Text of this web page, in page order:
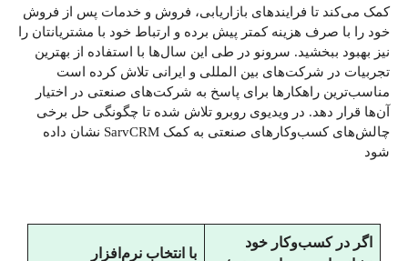
کمک می‌کند تا فرایندهای بازاریابی، فروش و خدمات پس از فروش
خود را با صرف هزینه کمتر پیش برده و ارتباط خود با مشتریانتان را
نیز بهبود ببخشید. سرونو در طی این سال‌ها با استفاده از بهترین
تجربیات در شرکت‌های بین المللی و ایرانی تلاش کرده است
مناسب‌ترین راهکارها برای پاسخ به شرکت‌های صنعتی در اختیار
آن‌ها قرار دهد. در ویدیوی روبرو تلاش شده تا چگونگی حل برخی
چالش‌های کسب‌و‌کارهای صنعتی به کمک SarvCRM نشان داده
شود
اگر در کسب‌وکار خود
با انتخاب نرم‌افزار